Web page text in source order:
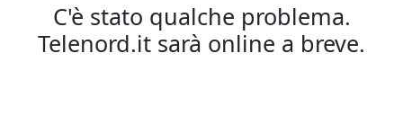
C'è stato qualche problema.
Telenord.it sarà online a breve.